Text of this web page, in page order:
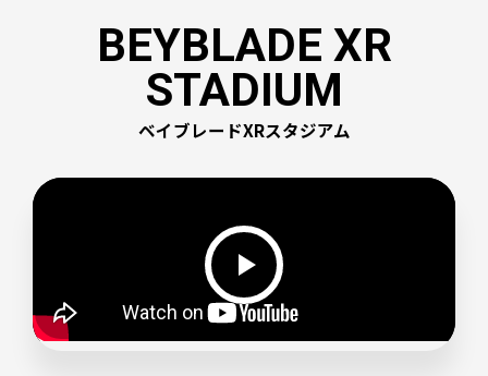
BEYBLADE XR
STADIUM
ベイブレードXRスタジアム